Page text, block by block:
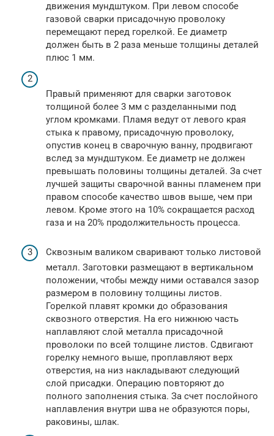
движения мундштуком. При левом способе
газовой сварки присадочную проволоку
перемещают перед горелкой. Ее диаметр
должен быть в 2 раза меньше толщины деталей
плюс 1 мм.
Правый применяют для сварки заготовок
толщиной более 3 мм с разделанными под
углом кромками. Пламя ведут от левого края
стыка к правому, присадочную проволоку,
опустив конец в сварочную ванну, продвигают
вслед за мундштуком. Ее диаметр не должен
превышать половины толщины деталей. За счет
лучшей защиты сварочной ванны пламенем при
правом способе качество швов выше, чем при
левом. Кроме этого на 10% сокращается расход
газа и на 20% продолжительность процесса.
Сквозным валиком сваривают только листовой
металл. Заготовки размещают в вертикальном
положении, чтобы между ними оставался зазор
размером в половину толщины листов.
Горелкой плавят кромки до образования
сквозного отверстия. На его нижнюю часть
наплавляют слой металла присадочной
проволоки по всей толщине листов. Сдвигают
горелку немного выше, проплавляют верх
отверстия, на низ накладывают следующий
слой присадки. Операцию повторяют до
полного заполнения стыка. За счет послойного
наплавления внутри шва не образуются поры,
раковины, шлак.